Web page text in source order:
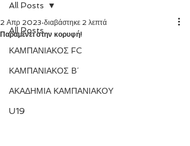
All Posts
ΚΑΜΠΑΝΙΑΚΟΣ FC
ΚΑΜΠΑΝΙΑΚΟΣ Β΄
ΑΚΑΔΗΜΙΑ ΚΑΜΠΑΝΙΑΚΟΥ
U19
All Posts
Παραμένει στην κορυφή!
2 Απρ 2023 διαβάστηκε 2 λεπτά